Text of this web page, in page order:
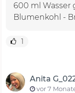
600 ml Wasser
Blumenkohl -
1
Anita
vor 7